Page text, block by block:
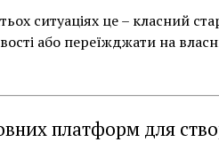
ситуаціях це – класний
або переїжджати на
платформ для